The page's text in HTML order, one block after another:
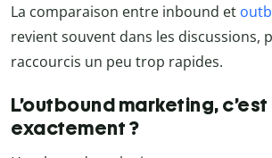
La comparaison entre inbound et
revient souvent dans les discussions,
raccourcis un peu trop rapides.
L’outbound marketing,
exactement ?